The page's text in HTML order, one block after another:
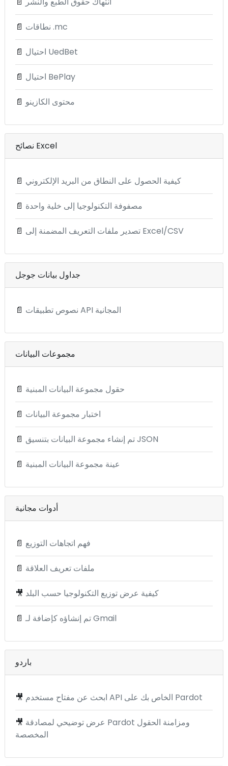
📄 نطاقات .mc
📄 احتيال UedBet
📄 احتيال BePlay
📄 محتوى الكازينو
نصائح Excel
📄 كيفية الحصول على النطاق من البريد الإلكتروني
📄 مصفوفة التكنولوجيا إلى خلية واحدة
📄 تصدير ملفات التعريف المضمنة إلى Excel/CSV
جداول بيانات جوجل
📄 نصوص تطبيقات API المجانية
مجموعات البيانات
📄 حقول مجموعة البيانات المبنية
📄 اختبار مجموعة البيانات
📄 تم إنشاء مجموعة البيانات بتنسيق JSON
📄 عينة مجموعة البيانات المبنية
أدوات مجانية
📄 فهم اتجاهات التوزيع
📄 ملفات تعريف العلاقة
🎥 كيفية عرض توزيع التكنولوجيا حسب البلد
📄 تم إنشاؤه كإضافة لـ Gmail
باردو
🎥 ابحث عن مفتاح مستخدم API الخاص بك على Pardot
🎥 عرض توضيحي لمصادقة Pardot ومزامنة الحقول
المخصصة